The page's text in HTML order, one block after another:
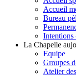
Accueil
Bureau
Intentions
La Chapelle
Equipe
Groupes
Atelier